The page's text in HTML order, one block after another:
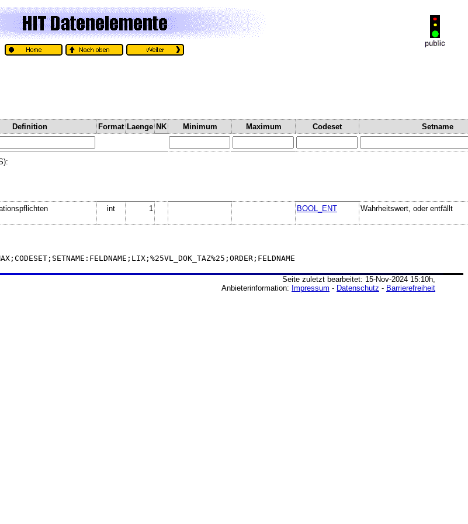
Definition Format Laenge NK Minimum Maximum Codeset Setname
int 1 BOOL_ENT Wahrheitswert, oder entfällt
Seite zuletzt bearbeitet: 15-Nov-2024 15:10h,
Anbieterinformation: Impressum - Datenschutz - Barrierefreiheit